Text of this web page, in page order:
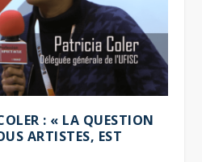
: « LA QUESTION
ARTISTES, EST